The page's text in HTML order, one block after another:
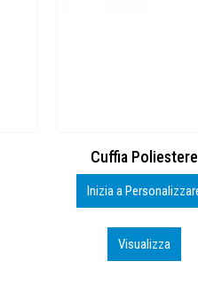
BS600 – 5139960
Personalizza
Visualizza